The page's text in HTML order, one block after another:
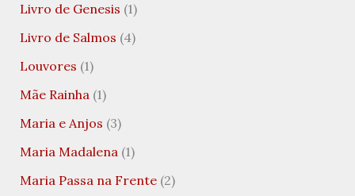
Livro de Genesis (1)
Livro de Salmos (4)
Louvores (1)
Mãe Rainha(1)
Maria e Anjos (3)
Maria Madalena(1)
Maria Passa na Frente(2)